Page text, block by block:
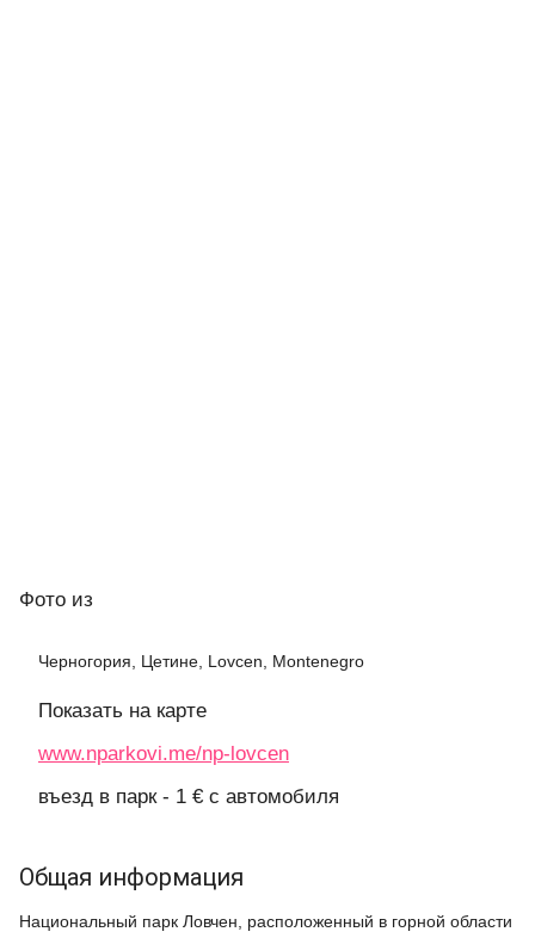
Фото из
Черногория, Цетине, Lovcen, Montenegro
Показать на карте
www.nparkovi.me/np-lovcen
въезд в парк - 1 € с автомобиля
Общая информация
Национальный парк Ловчен, расположенный в горной области